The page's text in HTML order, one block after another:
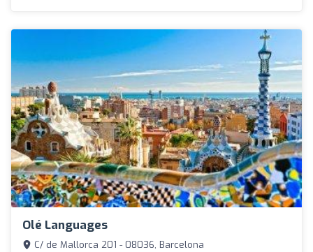
Olé Languages
C/ de Mallorca 201 - 08036, Barcelona